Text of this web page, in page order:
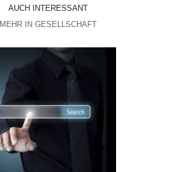
AUCH INTERESSANT
MEHR IN GESELLSCHAFT